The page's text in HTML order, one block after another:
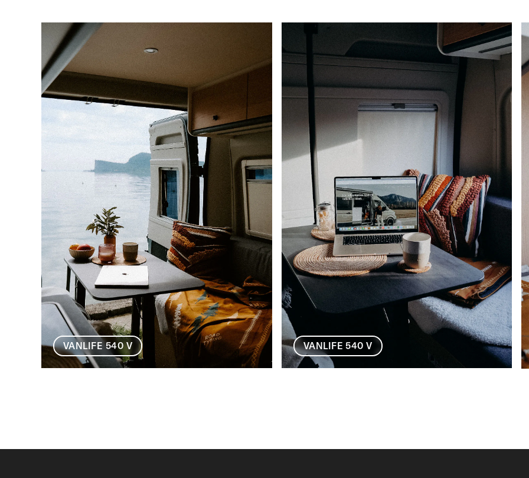
VANLIFE 540 V VANLIFE 540 V